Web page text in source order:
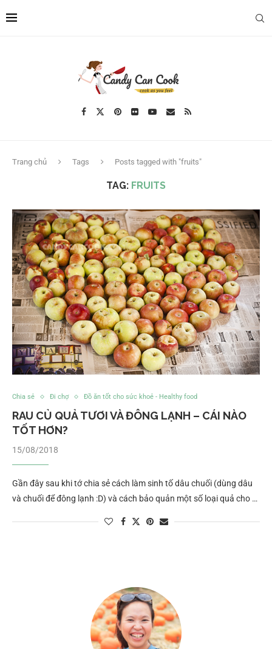
Trang chủ Tags Posts tagged with "fruits"
TAG: FRUITS
Chia sẻ Đi chợ Đồ ăn tốt cho sức khoẻ - Healthy food
RAU CỦ QUẢ TƯƠI VÀ ĐÔNG LẠNH – CÁI NÀO
TỐT HƠN?
15/08/2018
Gần đây sau khi tớ chia sẻ cách làm sinh tố dâu chuối (dùng dâu
và chuối để đông lạnh :D) và cách bảo quản một số loại quả cho …